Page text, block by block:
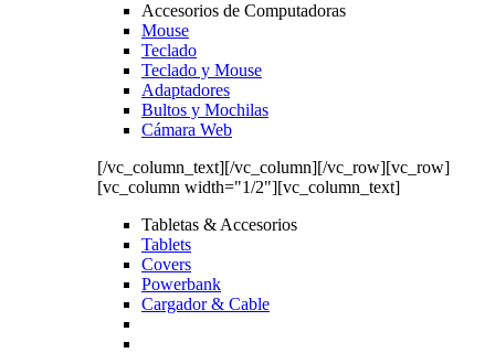
Accesorios de Computadoras
Mouse
Teclado
Teclado y Mouse
Adaptadores
Bultos y Mochilas
Cámara Web
[/vc_column_text][/vc_column][/vc_row][vc_row]
[vc_column width="1/2"][vc_column_text]
Tabletas & Accesorios
Tablets
Covers
Powerbank
Cargador & Cable